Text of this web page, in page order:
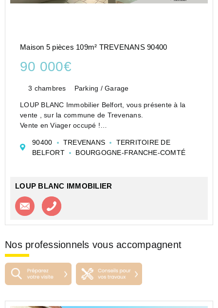
Maison 5 pièces 109m² TREVENANS 90400
90 000€
3 chambres Parking / Garage
LOUP BLANC Immobilier Belfort, vous présente à la
vente , sur la commune de Trevenans.
Vente en Viager occupé !
terrain sans vis-à-vis, qui comprend une entrée, une
cuisine indépendante, une grande pièce ...
90400 TREVENANS
TERRITOIRE DE
BELFORT
BOURGOGNE-FRANCHE-COMTÉ
LOUP BLANC IMMOBILIER
Contacter l'agence
Nos professionnels vous accompagnent